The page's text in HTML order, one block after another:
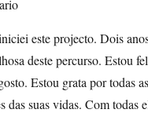
este projecto. Dois
deste percurso. Estou
Estou grata por todas
suas vidas. Com todas